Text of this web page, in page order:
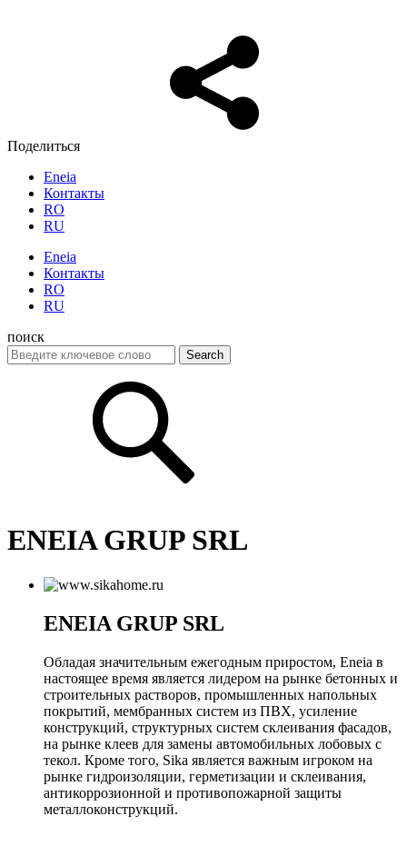
Поделиться
Eneia
Контакты
RO
RU
Eneia
Контакты
RO
RU
поиск
ENEIA GRUP SRL
ENEIA GRUP SRL
Обладая значительным ежегодным приростом, Eneia в
настоящее время является лидером на рынке бетонных и
строительных растворов, промышленных напольных
покрытий, мембранных систем из ПВХ,​ усиление
конструкций, структурных систем склеивания фасадов,
на рынке клеев для замены автомобильных лобовых​ с​
тек​ол. Кроме того, Sika является важным игроком на
рынке гидроизоляции, герметизации и склеивания,
антикоррозионной и противопожарной защиты
металлоконструкций.